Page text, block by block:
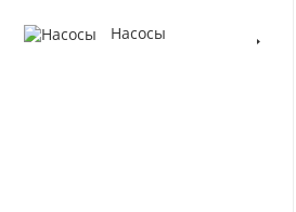
Насосы